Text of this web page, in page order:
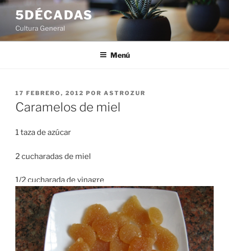
Saltar
contenido
5DÉCADAS
Cultura General
Menú
PUBLICADO
EL
17 FEBRERO, 2012 POR ASTROZUR
Caramelos de miel
1 taza de azúcar
2 cucharadas de miel
1/2 cucharada de vinagre